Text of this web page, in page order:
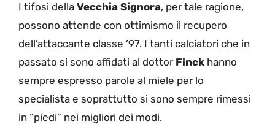
I tifosi della Vecchia Signora, per tale ragione,
possono attende con ottimismo il recupero
dell’attaccante classe ’97. I tanti calciatori che in
passato si sono affidati al dottor Finck hanno
sempre espresso parole al miele per lo
specialista e soprattutto si sono sempre rimessi
in ”piedi” nei migliori dei modi.